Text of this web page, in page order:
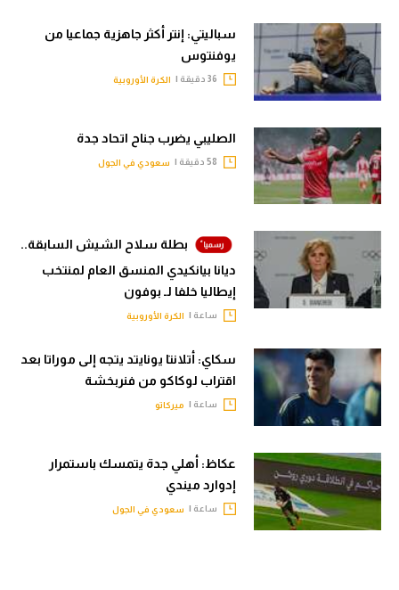
سباليتي: إنتر أكثر جاهزية جماعيا من
يوفنتوس
الكرة الأوروبية
الصليبي يضرب جناح اتحاد جدة
سعودي في الجول
بطلة سلاح الشيش السابقة..
ديانا بيانكيدي المنسق العام لمنتخب
إيطاليا خلفا لـ بوفون
ساعة | الكرة الأوروبية
سكاي: أتلانتا يونايتد يتجه إلى موراتا بعد
اقتراب لوكاكو من فنربخشة
ساعة | ميركاتو
عكاظ: أهلي جدة يتمسك باستمرار
إدوارد ميندي
ساعة | سعودي في الجول